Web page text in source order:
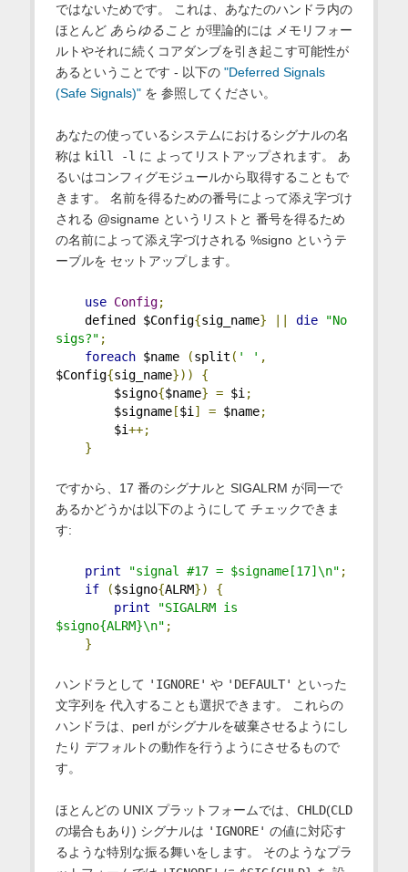
ではないためです。 これは、あなたのハンドラ内の
ほとんど あらゆること が理論的には メモリフォー
ルトやそれに続くコアダンブを引き起こす可能性が
あるということです - 以下の "Deferred Signals
(Safe Signals)"を 参照してください。
あなたの使っているシステムにおけるシグナルの名
称は kill -l に よってリストアップされます。 あ
るいはコンフィグモジュールから取得することもで
きます。 名前を得るための番号によって添え字づけ
される @signame というリストと 番号を得るため
の名前によって添え字づけされる %signo というテ
ーブルを セットアップします。
use Config;
defined $Config{sig_name} die
"No
sigs?" ;
foreach $name (split ( ' ' ,
$Config{sig_name}))
{
$signo{$name} = $i ;
$signame[$i ] = $name;
$i++;
}
ですから、17 番のシグナルと SIGALRM が同一で
あるかどうかは以下のようにして チェックできま
す:
print "signal #17 = $signame[17]\n" ;
if
($signo{ALRM})
{
print
"SIGALRM is
$signo{ALRM}\n" ;
}
ハンドラとして 'IGNORE' や 'DEFAULT' といった
文字列を 代入することも選択できます。 これらの
ハンドラは、perl がシグナルを破棄させるようにし
たり デフォルトの動作を行うようにさせるもので
す。
ほとんどの UNIX プラットフォームでは、 CHLD(CLD
の場合もあり) シグナルは 'IGNORE' の値に対応す
るような特別な振る舞いをします。 そのようなプラ